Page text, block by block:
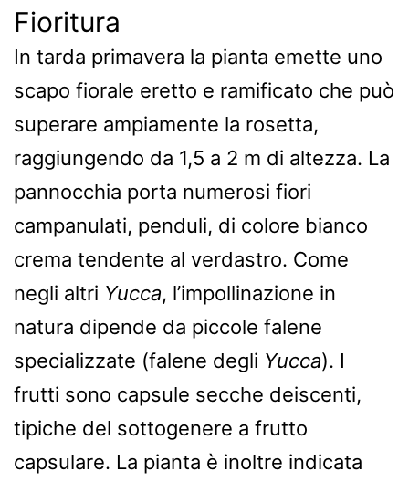
Fioritura
In tarda primavera la pianta emette uno
scapo fiorale eretto e ramificato che può
superare ampiamente la rosetta,
raggiungendo da 1,5 a 2 m di altezza. La
pannocchia porta numerosi fiori
campanulati, penduli, di colore bianco
crema tendente al verdastro. Come
negli altri Yucca, l’impollinazione in
natura dipende da piccole falene
specializzate (falene degli Yucca). I
frutti sono capsule secche deiscenti,
tipiche del sottogenere a frutto
capsulare. La pianta è inoltre indicata